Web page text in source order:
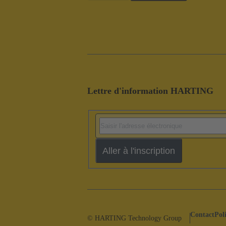
Lettre d'information HARTING
Aller à l'inscription
© HARTING Technology Group Contact